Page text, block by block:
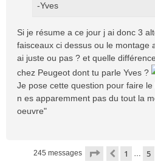
-Yves
Si je résume a ce jour j ai donc 3
faisceaux ci dessus ou le montage
ai juste ou pas ? et quelle
chez Peugeot dont tu parle Yves ?
Je pose cette question pour faire
n es apparemment pas du tout la
oeuvre"
245 messages Page sur10
1 … 5